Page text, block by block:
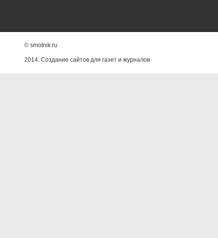
© smotnik.ru
2014. Создание сайтов для газет и журналов